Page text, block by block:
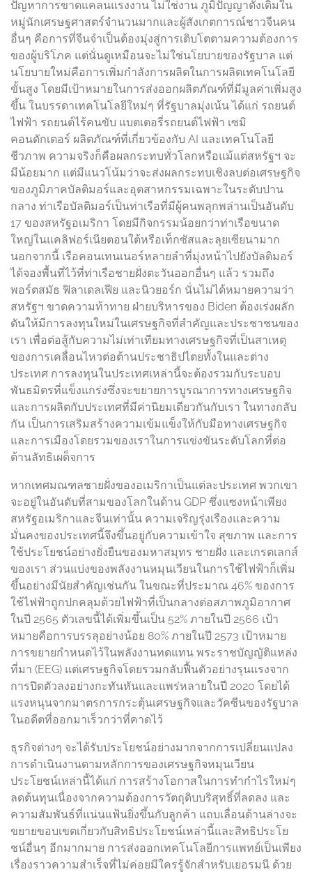
ปัญหาการขาดแคลนแรงงาน ไม่ใช่งาน ภูมิปัญญาดั้งเดิมใน
หมู่นักเศรษฐศาสตร์จำนวนมากและผู้สังเกตการณ์ชาวจีนคน
อื่นๆ คือการที่จีนจำเป็นต้องมุ่งสู่การเติบโตตามความต้องการ
ของผู้บริโภค แต่นั่นดูเหมือนจะไม่ใช่นโยบายของรัฐบาล แต่
นโยบายใหม่คือการเพิ่มกำลังการผลิตในการผลิตเทคโนโลยี
ขั้นสูง โดยมีเป้าหมายในการส่งออกผลิตภัณฑ์ที่มีมูลค่าเพิ่มสูง
ขึ้น ในบรรดาเทคโนโลยีใหม่ๆ ที่รัฐบาลมุ่งเน้น ได้แก่ รถยนต์
ไฟฟ้า รถยนต์ไร้คนขับ แบตเตอรี่รถยนต์ไฟฟ้า เซมิ
คอนดักเตอร์ ผลิตภัณฑ์ที่เกี่ยวข้องกับ AI และเทคโนโลยี
ชีวภาพ ความจริงก็คือผลกระทบทั่วโลกหรือแม้แต่สหรัฐฯ จะ
มีน้อยมาก แต่มีแนวโน้มว่าจะส่งผลกระทบเชิงลบต่อเศรษฐกิจ
ของภูมิภาคบัลติมอร์และอุตสาหกรรมเฉพาะในระดับปาน
กลาง ท่าเรือบัลติมอร์เป็นท่าเรือที่มีผู้คนพลุกพล่านเป็นอันดับ
17 ของสหรัฐอเมริกา โดยมีกิจกรรมน้อยกว่าท่าเรือขนาด
ใหญ่ในแคลิฟอร์เนียตอนใต้หรือเท็กซัสและลุยเซียนามาก
นอกจากนี้ เรือคอนเทนเนอร์หลายลำที่มุ่งหน้าไปยังบัลติมอร์
ได้จองพื้นที่ไว้ที่ท่าเรือชายฝั่งตะวันออกอื่นๆ แล้ว รวมถึง
พอร์ตสมัธ ฟิลาเดลเฟีย และนิวยอร์ก นั่นไม่ได้หมายความว่า
สหรัฐฯ ขาดความท้าทาย ฝ่ายบริหารของ Biden ต้องเร่งผลัก
ดันให้มีการลงทุนใหม่ในเศรษฐกิจที่สำคัญและประชาชนของ
เรา เพื่อต่อสู้กับความไม่เท่าเทียมทางเศรษฐกิจที่เป็นสาเหตุ
ของการเคลื่อนไหวต่อต้านประชาธิปไตยทั้งในและต่าง
ประเทศ การลงทุนในประเทศเหล่านี้จะต้องรวมกับระบอบ
พันธมิตรที่แข็งแกร่งซึ่งจะขยายการบูรณาการทางเศรษฐกิจ
และการผลิตกับประเทศที่มีค่านิยมเดียวกันกับเรา ในทางกลับ
กัน เป็นการเสริมสร้างความเข้มแข็งให้กับมือทางเศรษฐกิจ
และการเมืองโดยรวมของเราในการแข่งขันระดับโลกที่ต่อ
ต้านลัทธิเผด็จการ
หากเทศมณฑลชายฝั่งของอเมริกาเป็นแต่ละประเทศ พวกเขา
จะอยู่ในอันดับที่สามของโลกในด้าน GDP ซึ่งแซงหน้าเพียง
สหรัฐอเมริกาและจีนเท่านั้น ความเจริญรุ่งเรืองและความ
มั่นคงของประเทศนี้จึงขึ้นอยู่กับความเข้าใจ สุขภาพ และการ
ใช้ประโยชน์อย่างยั่งยืนของมหาสมุทร ชายฝั่ง และเกรตเลกส์
ของเรา ส่วนแบ่งของพลังงานหมุนเวียนในการใช้ไฟฟ้าก็เพิ่ม
ขึ้นอย่างมีนัยสำคัญเช่นกัน ในขณะที่ประมาณ 46% ของการ
ใช้ไฟฟ้าถูกปกคลุมด้วยไฟฟ้าที่เป็นกลางต่อสภาพภูมิอากาศ
ในปี 2565 ตัวเลขนี้ได้เพิ่มขึ้นเป็น 52% ภายในปี 2566 เป้า
หมายคือการบรรลุอย่างน้อย 80% ภายในปี 2573 เป้าหมาย
การขยายกำหนดไว้ในพลังงานทดแทน พระราชบัญญัติแหล่ง
ที่มา (EEG) แต่เศรษฐกิจโดยรวมกลับฟื้นตัวอย่างรุนแรงจาก
การปิดตัวลงอย่างกะทันหันและแพร่หลายในปี 2020 โดยได้
แรงหนุนจากมาตรการกระตุ้นเศรษฐกิจและวัคซีนของรัฐบาล
ในอดีตที่ออกมาเร็วกว่าที่คาดไว้
ธุรกิจต่างๆ จะได้รับประโยชน์อย่างมากจากการเปลี่ยนแปลง
การดำเนินงานตามหลักการของเศรษฐกิจหมุนเวียน
ประโยชน์เหล่านี้ได้แก่ การสร้างโอกาสในการทำกำไรใหม่ๆ
ลดต้นทุนเนื่องจากความต้องการวัตถุดิบบริสุทธิ์ที่ลดลง และ
ความสัมพันธ์ที่แน่นแฟ้นยิ่งขึ้นกับลูกค้า แถบเลื่อนด้านล่างจะ
ขยายขอบเขตเกี่ยวกับสิทธิประโยชน์เหล่านี้และสิทธิประโย
ชน์อื่นๆ อีกมากมาย การส่งออกเทคโนโลยีการแพทย์เป็นเพียง
เรื่องราวความสำเร็จที่ไม่ค่อยมีใครรู้จักสำหรับเยอรมนี ด้วย